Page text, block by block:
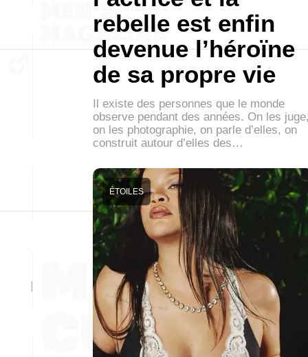
rebelle est enfin
devenue l’héroïne
de sa propre vie
Il existe des personnes que le monde
observe pendant des années. On les
on les photographie, on parle d’elles, on
construit autour d’elles des…
ÉTOILES